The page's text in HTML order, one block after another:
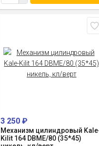
3 250₽
Механизм цилиндровый
Kilit 164 DBME/80 (35*45)